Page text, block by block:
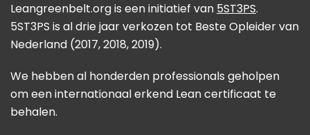
Leangreenbelt.org is een initiatief van 5ST3PS.
5ST3PS is al drie jaar verkozen tot Beste Opleider van
Nederland (2017, 2018, 2019).
We hebben al honderden professionals geholpen
om een internationaal erkend Lean certificaat te
behalen.